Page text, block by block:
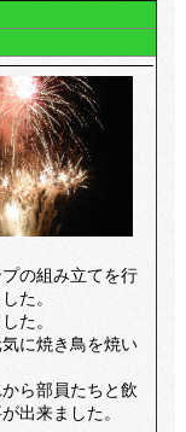
の組み立てを行
た。
た。
に焼き鳥を焼い
ら部員たちと飲
出来ました。